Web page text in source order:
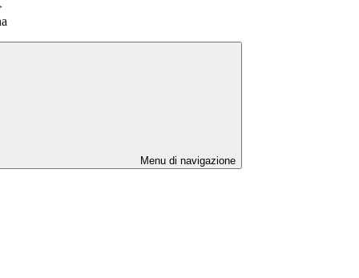
Menu di navigazione